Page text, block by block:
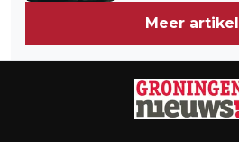
Meer